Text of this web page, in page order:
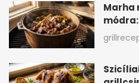
Marha